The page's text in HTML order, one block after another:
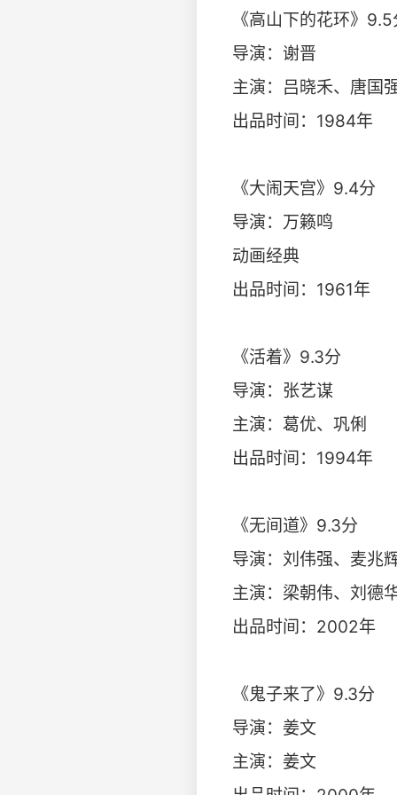
《高山下的花环》9.5
导演：谢晋
主演：吕晓禾、唐国
出品时间：1984年
《大闹天宫》9.4分
导演：万籁鸣
动画经典
出品时间：1961年
《活着》9.3分
导演：张艺谋
主演：葛优、巩俐
出品时间：1994年
《无间道》9.3分
导演：刘伟强、麦兆
主演：梁朝伟、刘德
出品时间：2002年
《鬼子来了》9.3分
导演：姜文
主演：姜文